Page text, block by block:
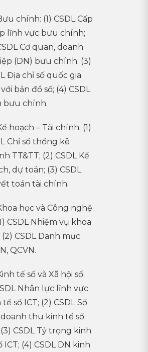
chính: (1) CSDL Cấp
lĩnh vực bưu chính;
Cơ quan, doanh
(DN) bưu chính; (3)
Địa chỉ số quốc gia
bản đồ số; (4) CSDL
bưu chính.
hoạch – Tài chính: (1)
Chỉ số thống kê
TT&TT; (2) CSDL Kế
dự toán; (3) CSDL
toán tài chính.
học và Công nghệ
CSDL Nhiệm vụ khoa
(2) CSDL Danh mục
QCVN.
tế số và Xã hội số:
Nhân lực lĩnh vực
tế số ICT; (2) CSDL Số
doanh thu kinh tế số
(3) CSDL Tỷ trọng kinh
ICT; (4) CSDL DN kinh